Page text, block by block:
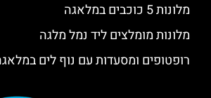
מלונות 5 כוכבים במלאגה
מלונות מומלצים ליד נמל מלגה
רופטופים ומסעדות עם נוף לים